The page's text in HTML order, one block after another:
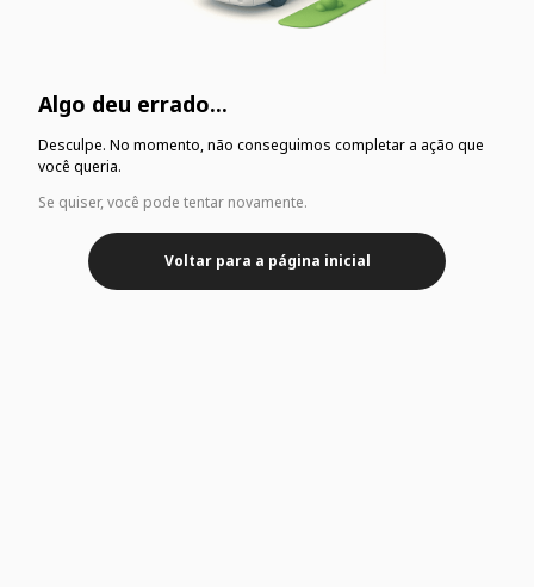
Algo deu errado...
Desculpe. No momento, não conseguimos completar a ação que
você queria.
Se quiser, você pode tentar novamente.
Voltar para a página inicial